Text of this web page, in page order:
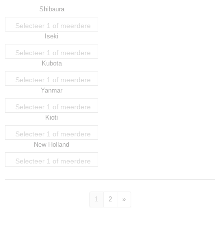
Shibaura
Selecteer 1 of meerdere
opties
Iseki
Selecteer 1 of meerdere
opties
Kubota
Selecteer 1 of meerdere
opties
Yanmar
Selecteer 1 of meerdere
opties
Kioti
Selecteer 1 of meerdere
opties
New Holland
Selecteer 1 of meerdere
1 2 »